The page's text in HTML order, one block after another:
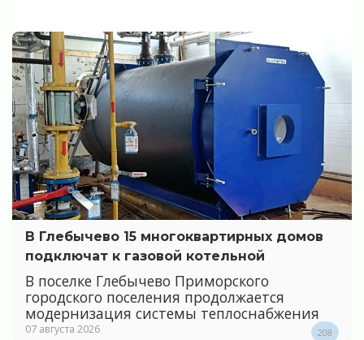
В Глебычево 15 многоквартирных домов
подключат к газовой котельной
В поселке Глебычево Приморского
городского поселения продолжается
модернизация системы теплоснабжения
07 августа 2026 208